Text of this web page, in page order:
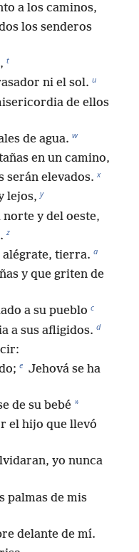
a los caminos,
los senderos
t
ni el sol. u
de ellos
de agua. w
en un camino,
serán elevados. x
lejos, y
norte y del oeste,
z
alégrate, tierra. a
y que griten de
a su pueblo c
a sus afligidos. d
e Jehová se ha
de su bebé *
el hijo que llevó
yo nunca
palmas de mis
delante de mí.